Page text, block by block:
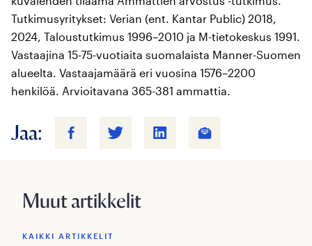
Tutkimusyritykset: Verian (ent. Kantar Public) 2018,
2024, Taloustutkimus 1996–2010 ja M-tietokeskus 1991.
Vastaajina 15-75-vuotiaita suomalaista Manner-Suomen
alueelta. Vastaajamäärä eri vuosina 1576–2200
henkilöä. Arvioitavana 365-381 ammattia.
Jaa:
Muut artikkelit
KAIKKI ARTIKKELIT